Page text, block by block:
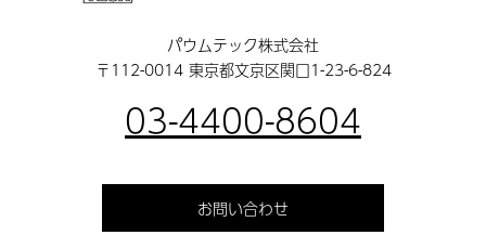
パウムテック株式会社
〒112-0014 東京都文京区関口1-23-6-824
03-4400-8604
お問い合わせ